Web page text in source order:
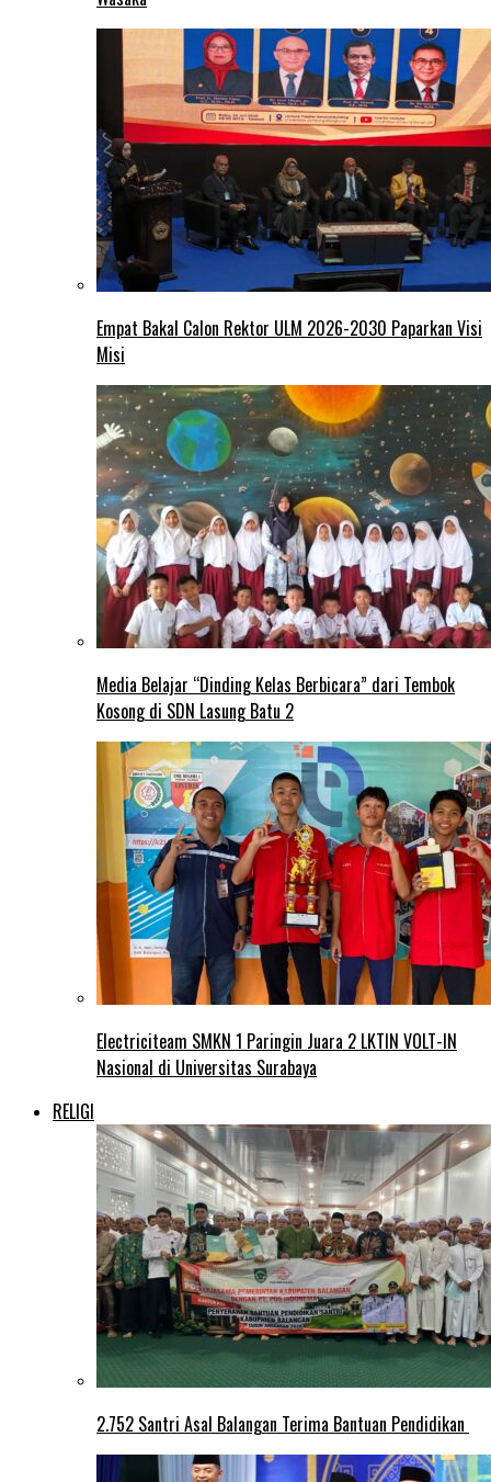
Empat Bakal Calon Rektor ULM 2026-2030 Paparkan Visi
Misi
Media Belajar “Dinding Kelas Berbicara” dari Tembok
Kosong di SDN Lasung Batu 2
Electriciteam SMKN 1 Paringin Juara 2 LKTIN VOLT-IN
Nasional di Universitas Surabaya
RELIGI
2.752 Santri Asal Balangan Terima Bantuan Pendidikan